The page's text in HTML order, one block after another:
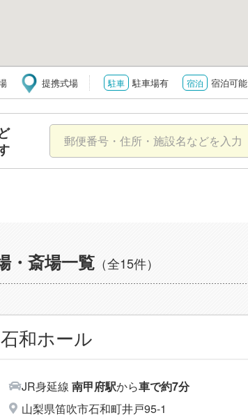
提携式場 駐車 駐車場有 宿泊 宿泊可能
・斎場一覧 （全15件）
和ホール
JR身延線 南甲府駅から車で約7分
山梨県笛吹市石和町井戸95-1